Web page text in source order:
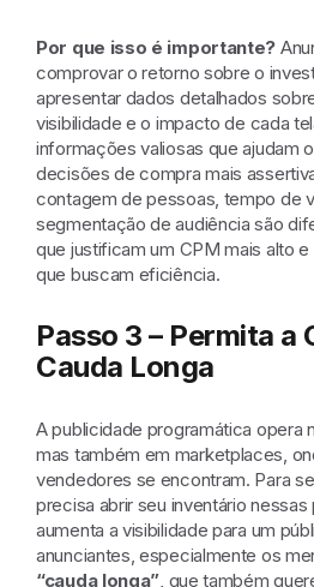
Por que isso é importante?
comprovar o retorno sobre o
apresentar dados detalhados
visibilidade e o impacto de cada
informações valiosas que ajudam
decisões de compra mais
contagem de pessoas, tempo de
segmentação de audiência são
que justificam um CPM mais alto
que buscam eficiência.
Passo 3 – Permita a
Cauda Longa
A publicidade programática opera
mas também em marketplaces,
vendedores se encontram. Para
precisa abrir seu inventário
aumenta a visibilidade para um
anunciantes, especialmente os
“cauda longa”, que também